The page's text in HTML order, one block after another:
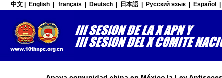
中文| English français Deutsch 日本語 Русский язык Español